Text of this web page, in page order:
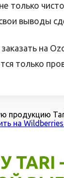
только
выводы
на
только
продукцию